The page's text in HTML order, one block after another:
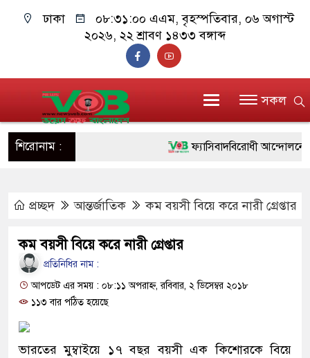
ঢাকা ০৮:৩১:০১ এএম, বৃহস্পতিবার, ০৬ অগাস্ট
২০২৬, ২২ শ্রাবণ ১৪৩৩ বঙ্গাব্দ
সকল
শিরোনাম : ফ্যাসিবাদবিরোধী আন্দোলনে
মাননীয় প্রধানমন্ত্রী, মন্ত্রীবর্গ ও
জনগণ পরিবর্তন চেয়েছে
মিরপুর মডেল থানার অভিযানে
প্রচ্ছদ আন্তর্জাতিক কম বয়সী বিয়ে করে নারী গ্রেপ্তার
কম বয়সী বিয়ে করে নারী গ্রেপ্তার
প্রতিনিধির নাম :
আপডেট এর সময় : ০৮:১১ অপরাহ্ন, রবিবার, ২ ডিসেম্বর ২০১৮
১১৩ বার পঠিত হয়েছে
ভারতের মুম্বাইয়ে ১৭ বছর বয়সী এক কিশোরকে বিয়ে